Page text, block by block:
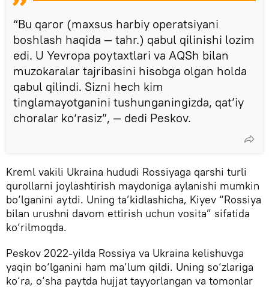
“Bu qaror (maxsus harbiy operatsiyani
boshlash haqida — tahr.) qabul qilinishi lozim
edi. U Yevropa poytaxtlari va AQSh bilan
muzokaralar tajribasini hisobga olgan holda
qabul qilindi. Sizni hech kim
tinglamayotganini tushunganingizda, qat’iy
choralar ko‘rasiz”, — dedi Peskov.
Kreml vakili Ukraina hududi Rossiyaga qarshi turli
qurollarni joylashtirish maydoniga aylanishi mumkin
bo‘lganini aytdi. Uning ta’kidlashicha, Kiyev “Rossiya
bilan urushni davom ettirish uchun vosita” sifatida
ko‘rilmoqda.
Peskov 2022-yilda Rossiya va Ukraina kelishuvga
yaqin bo‘lganini ham ma’lum qildi. Uning so‘zlariga
ko‘ra, o‘sha paytda hujjat tayyorlangan va tomonlar